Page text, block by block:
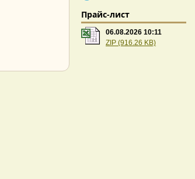
Прайс-лист
06.08.2026 10:11
ZIP (916.26 KB)